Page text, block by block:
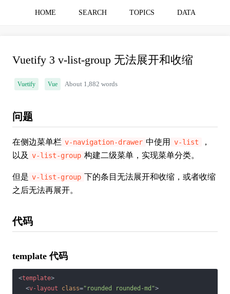
HOME SEARCH TOPICS DATA
Vuetify 3 v-list-group 无法展开和收缩
Vuetify Vue About 1,882 words
问题
在侧边菜单栏 v-navigation-drawer 中使用 v-list
，
以及 v-list-group 构建二级菜单，实现菜单分类。
但是 v-list-group 下的条目无法展开和收缩，或者收缩
之后无法再展开。
代码
template 代码
<template>
<v-layout class="rounded rounded-md">